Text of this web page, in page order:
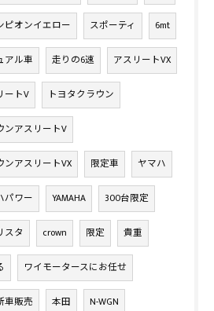
ピオンイエロー スポーティ 6mt
アル車 走りの6速 アスリートVX
ートV トヨタクラウン
ンアスリートV
ンアスリートVX 限定車 ヤマハ
パワー YAMAHA 300台限定
スタ crown 限定 貴重
ワイモータースにお任せ
車販売 本田 N-WGN